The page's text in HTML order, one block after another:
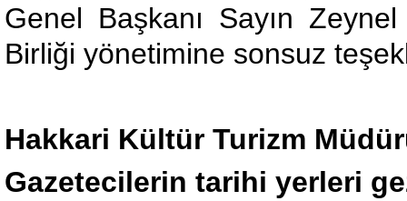
Genel Başkanı Sayın
Birliği yönetimine sonsuz
Hakkari Kültür Turizm
Gazetecilerin tarihi yerleri